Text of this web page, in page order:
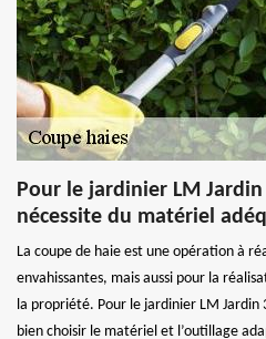
Pour le jardinier LM
nécessite du matériel
La coupe de haie est une opération à
envahissantes, mais aussi pour la
la propriété. Pour le jardinier LM Jardin
bien choisir le matériel et l’outillage